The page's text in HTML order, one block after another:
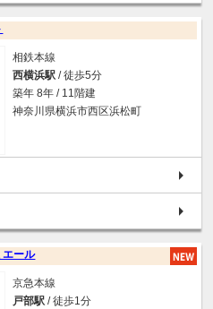
相鉄本線
西横浜駅 / 徒歩5分
築年 8年 / 11階建
神奈川県横浜市西区浜松町
エール
京急本線
戸部駅 / 徒歩1分